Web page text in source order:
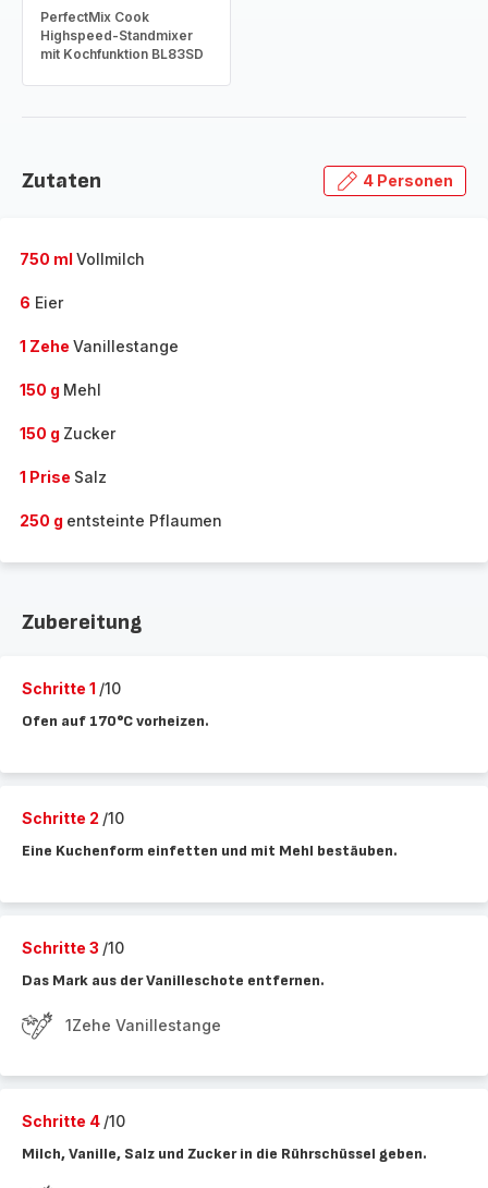
PerfectMix Cook
Highspeed-Standmixer
mit Kochfunktion BL83SD
Zutaten 4 Personen
750 ml Vollmilch
6 Eier
1 Zehe Vanillestange
150 g Mehl
150 g Zucker
1 Prise Salz
250 g entsteinte Pflaumen
Zubereitung
Schritte 1 /10
Ofen auf 170°C vorheizen.
Schritte 2 /10
Eine Kuchenform einfetten und mit Mehl bestäuben.
Schritte 3 /10
Das Mark aus der Vanilleschote entfernen.
1Zehe Vanillestange
Schritte 4 /10
Milch, Vanille, Salz und Zucker in die Rührschüssel geben.